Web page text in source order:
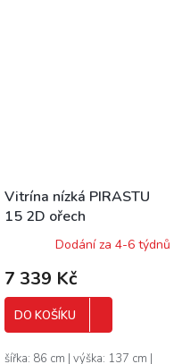
Vitrína nízká PIRASTU
15 2D ořech
americký/bíláDodání za 4-6 týdnů
7 339 Kč
DO KOŠÍKU
šířka: 86 cm | výška: 137 cm |